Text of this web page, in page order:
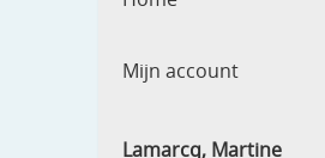
Mijn account
Lamarcq, Martine